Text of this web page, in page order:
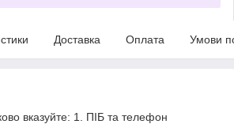
Доставка Оплата Умови
вказуйте: 1. ПІБ та телефон